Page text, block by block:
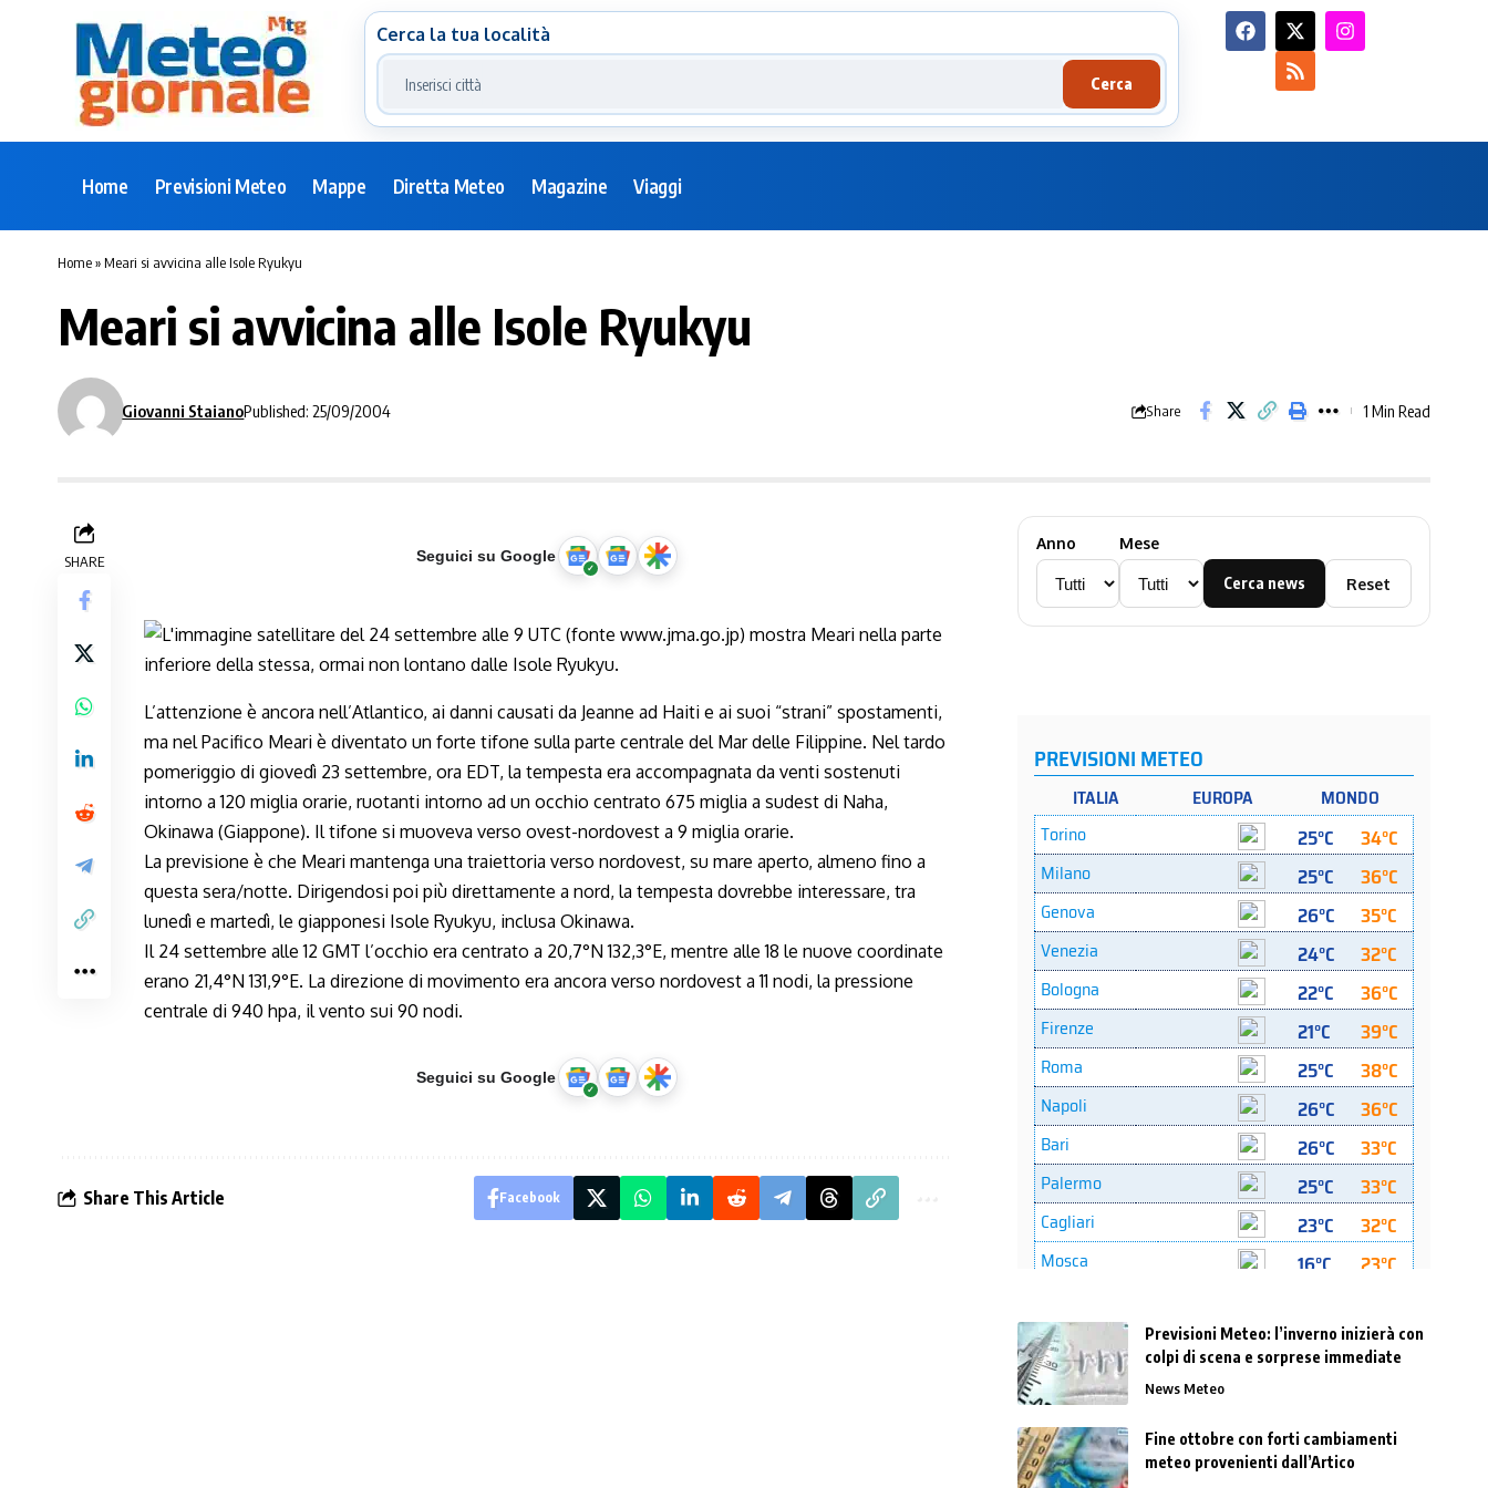
Cerca la tua località
Cerca
Home Previsioni Meteo Mappe Diretta Meteo Magazine Viaggi
Home»Meari si avvicina alle Isole Ryukyu
Meari si avvicina alle Isole Ryukyu
Giovanni StaianoPublished: 25/09/2004 Share 1 Min Read
SHARE Seguici su Google
L’attenzione è ancora nell’Atlantico, ai danni causati da Jeanne ad Haiti e ai suoi “strani” spostamenti,
ma nel Pacifico Meari è diventato un forte tifone sulla parte centrale del Mar delle Filippine. Nel tardo
pomeriggio di giovedì 23 settembre, ora EDT, la tempesta era accompagnata da venti sostenuti
intorno a 120 miglia orarie, ruotanti intorno ad un occhio centrato 675 miglia a sudest di Naha,
Okinawa (Giappone). Il tifone si muoveva verso ovest-nordovest a 9 miglia orarie.
La previsione è che Meari mantenga una traiettoria verso nordovest, su mare aperto, almeno fino a
questa sera/notte. Dirigendosi poi più direttamente a nord, la tempesta dovrebbe interessare, tra
lunedì e martedì, le giapponesi Isole Ryukyu, inclusa Okinawa.
Il 24 settembre alle 12 GMT l’occhio era centrato a 20,7°N 132,3°E, mentre alle 18 le nuove coordinate
erano 21,4°N 131,9°E. La direzione di movimento era ancora verso nordovest a 11 nodi, la pressione
centrale di 940 hpa, il vento sui 90 nodi.
Seguici su Google
Share This Article Facebook
Anno Mese
Cerca news Reset
Previsioni Meteo: l’inverno inizierà con
colpi di scena e sorprese immediate
News Meteo
Fine ottobre con forti cambiamenti
meteo provenienti dall’Artico